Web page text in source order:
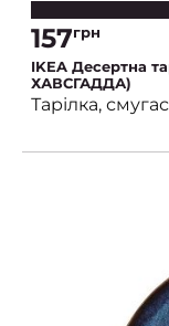
157грн
IKEA Десертна
ХАВСГАДДА)
Тарілка,